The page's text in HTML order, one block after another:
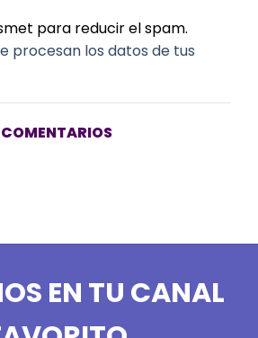
para reducir el spam.
procesan los datos de tus
COMENTARIOS
EN TU CANAL